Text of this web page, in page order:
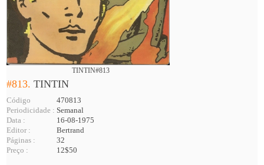
TINTIN#813
#813.TINTIN
Código
470813
Periodicidade : Semanal
Data :
16-08-1975
Editor :
Bertrand
Páginas :
32
Preço :
12$50